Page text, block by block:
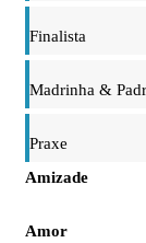
Finalista
Madrinha &
Praxe
Amizade
Amor